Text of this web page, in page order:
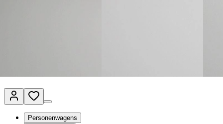
Personenwagens